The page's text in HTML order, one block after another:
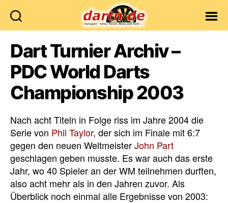
Dart Turnier Archiv –
PDC World Darts
Championship 2003
Nach acht Titeln in Folge riss im Jahre 2004 die
Serie von Phil Taylor, der sich im Finale mit 6:7
gegen den neuen WeltmeisterJohn Part
geschlagen geben musste. Es war auch das erste
Jahr, wo 40 Spieler an der WM teilnehmen durften,
also acht mehr als in den Jahren zuvor. Als
Überblick noch einmal alle Ergebnisse von 2003: